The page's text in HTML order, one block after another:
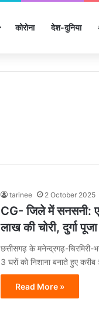
कोरोना देश-दुनिया
tarinee 2 October 2025
CG- जिले में सनसनी:
लाख की चोरी, दुर्गा
छत्तीसगढ़ के मनेन्द्रगढ़-चिरमिरी-
3 घरों को निशाना बनाते हुए
Read More »